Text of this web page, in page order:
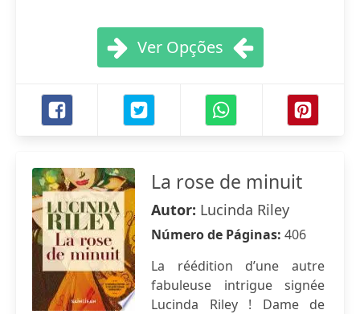
Ver Opções
La rose de minuit
Autor: Lucinda Riley
Número de Páginas: 406
La réédition d’une autre
fabuleuse intrigue signée
Lucinda Riley ! Dame de